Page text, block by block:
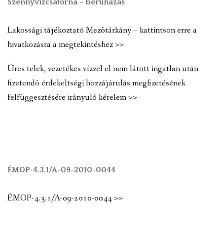
Szennyvízcsatorna – beruházás
Lakossági tájékoztató Mezõtárkány – kattintson erre a
hivatkozásra a megtekintéshez >>
Üres telek, vezetékes vízzel el nem látott ingatlan után
fizetendõ érdekeltségi hozzájárulás megfizetésének
felfüggesztésére irányuló kérelem >>
ÉMOP-4.3.1/A-09-2010-0044
ÉMOP-4.3.1/A-09-2010-0044 >>